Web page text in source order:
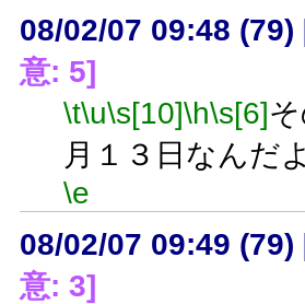
08/02/07 09:48 (79)
意: 5]
\t\u\s[10]\h\s[6]
月１３日なんだ
\e
08/02/07 09:49 (79)
意: 3]